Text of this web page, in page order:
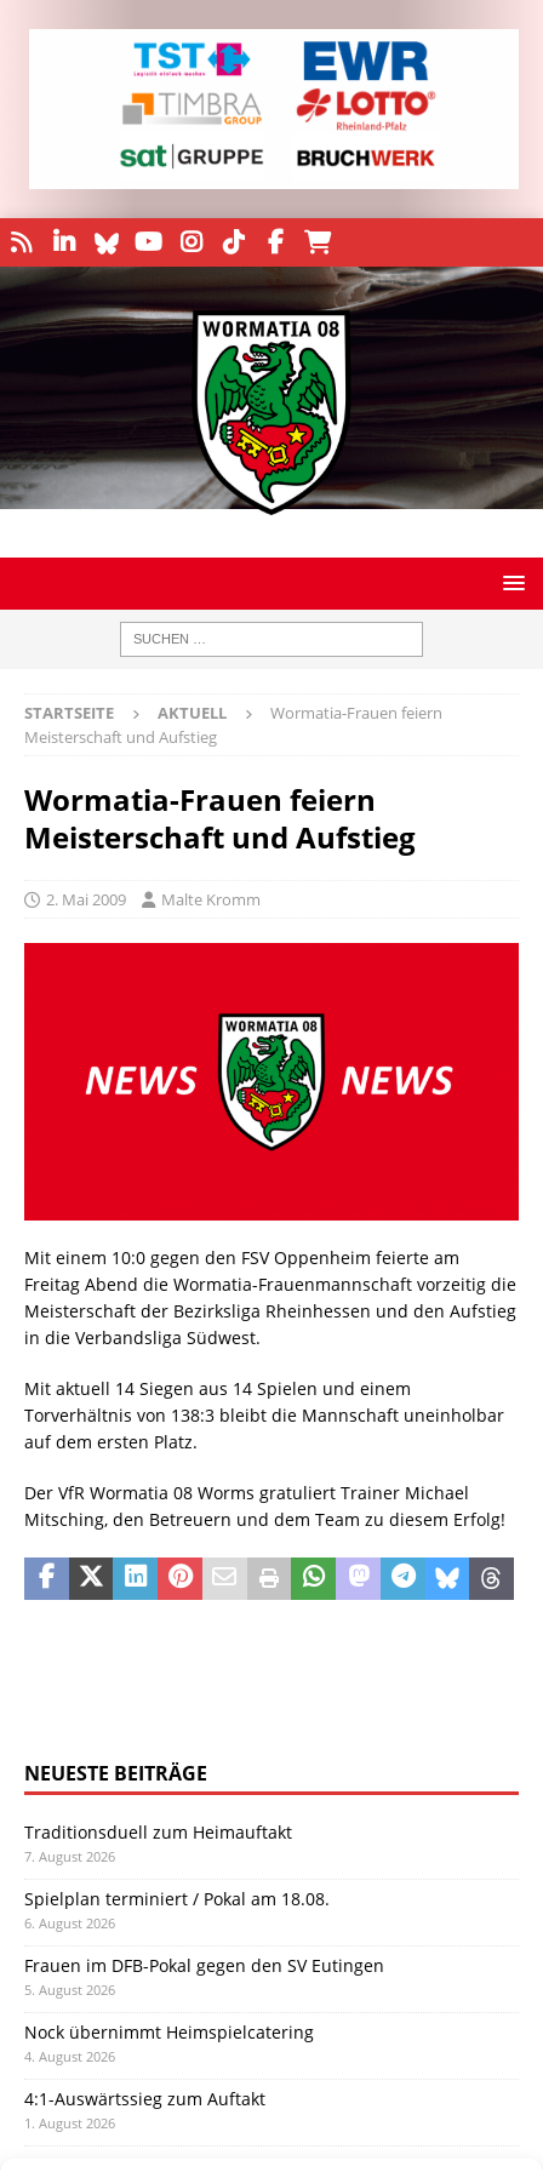
STARTSEITE AKTUELL
Wormatia-Frauen feiern
Meisterschaft und Aufstieg
Wormatia-Frauen feiern
Meisterschaft und Aufstieg
2. Mai 2009 Malte Kromm
Mit einem 10:0 gegen den FSV Oppenheim feierte am
Freitag Abend die Wormatia-Frauenmannschaft vorzeitig die
Meisterschaft der Bezirksliga Rheinhessen und den Aufstieg
in die Verbandsliga Südwest.
Mit aktuell 14 Siegen aus 14 Spielen und einem
Torverhältnis von 138:3 bleibt die Mannschaft uneinholbar
auf dem ersten Platz.
Der VfR Wormatia 08 Worms gratuliert Trainer Michael
Mitsching, den Betreuern und dem Team zu diesem Erfolg!
NEUESTE BEITRÄGE
Traditionsduell zum Heimauftakt
7. August 2026
Spielplan terminiert / Pokal am 18.08.
6. August 2026
Frauen im DFB-Pokal gegen den SV Eutingen
5. August 2026
Nock übernimmt Heimspielcatering
4. August 2026
4:1-Auswärtssieg zum Auftakt
1. August 2026